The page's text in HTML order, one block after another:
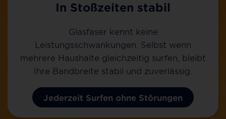
In Stoßzeiten stabil
Glasfaser kennt keine
Leistungsschwankungen. Selbst wenn
mehrere Haushalte gleichzeitig surfen, bleibt
Ihre Bandbreite stabil und zuverlässig.
Jederzeit Surfen ohne Störungen